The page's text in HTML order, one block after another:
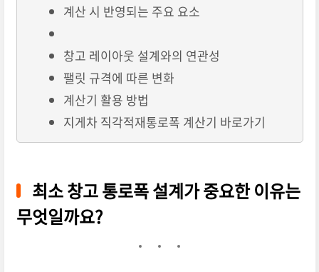
계산 시 반영되는 주요 요소
창고 레이아웃 설계와의 연관성
팰릿 규격에 따른 변화
계산기 활용 방법
지게차 직각적재통로폭 계산기 바로가기
최소 창고 통로폭 설계가 중요한 이유는
무엇일까요?